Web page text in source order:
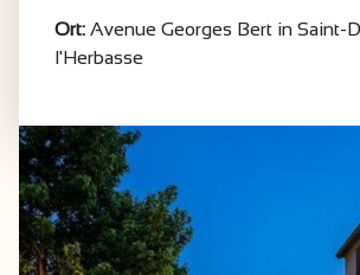
Ort: Avenue Georges Bert in Saint-
l'Herbasse